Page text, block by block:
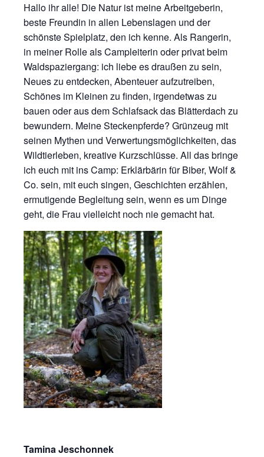
Hallo ihr alle! Die Natur ist meine Arbeitgeberin,
beste Freundin in allen Lebenslagen und der
schönste Spielplatz, den ich kenne. Als Rangerin,
in meiner Rolle als Campleiterin oder privat beim
Waldspaziergang: ich liebe es draußen zu sein,
Neues zu entdecken, Abenteuer aufzutreiben,
Schönes im Kleinen zu finden, irgendetwas zu
bauen oder aus dem Schlafsack das Blätterdach zu
bewundern. Meine Steckenpferde? Grünzeug mit
seinen Mythen und Verwertungsmöglichkeiten, das
Wildtierleben, kreative Kurzschlüsse. All das bringe
ich euch mit ins Camp: Erklärbärin für Biber, Wolf &
Co. sein, mit euch singen, Geschichten erzählen,
ermutigende Begleitung sein, wenn es um Dinge
geht, die Frau vielleicht noch nie gemacht hat.
Tamina Jeschonnek